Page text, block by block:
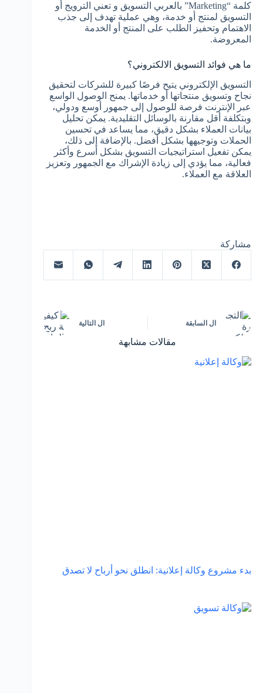
كلمة “Marketing” بالعربي التسويق و تعني الترويج أو
التسويق لمنتج أو خدمة، وهي عملية تهدف إلى جذب
الاهتمام وتحفيز الطلب على المنتج أو الخدمة
المعروضة.
ما هي فوائد التسويق الالكتروني؟
التسويق الإلكتروني يتيح فرصًا كبيرة للشركات لتحقيق
نجاح وتسويق منتجاتها أو خدماتها. يمنح الوصول الواسع
عبر الإنترنت فرصة للوصول إلى جمهور أوسع ودولي،
وبتكلفة أقل مقارنة بالوسائل التقليدية. يمكن تحليل
بيانات العملاء بشكل دقيق، مما يساعد في تحسين
الحملات وتوجيهها بشكل أفضل. بالإضافة إلى ذلك،
يمكن تفعيل استراتيجيات التسويق بشكل أسرع وأكثر
فعالية، مما يؤدي إلى زيادة الإشراك مع الجمهور وتعزيز
العلاقة مع العملاء.
مشاركة
ال السابقة ال التالية
مقالات مشابهة
بدء مشروع وكالة إعلانية: انطلق نحو أرباح لا تصدق